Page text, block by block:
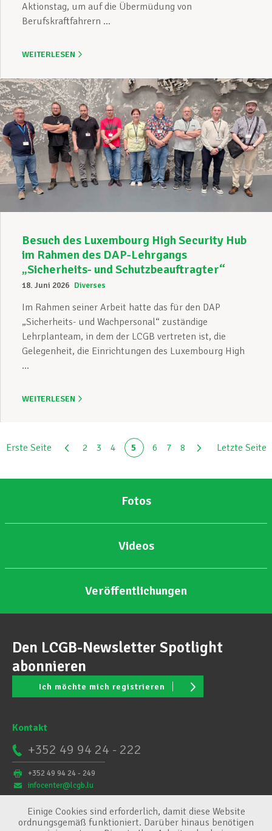
Aktionstag, um auf die Übermüdung von
Berufskraftfahrern ...
WEITERLESEN
Besuch des Luxembourg High Security Hub
im Rahmen des DAP-Lehrgangs
„Sicherheits- und Schutzbeauftragter“
18. Juni 2026 Diverses
Im Rahmen seiner Arbeit hatte das für den DAP
„Sicherheits- und Wachpersonal“ zuständige
Lehrplanteam, in dem der LCGB vertreten ist, die
Gelegenheit, die Einrichtungen des Luxembourg High
...
WEITERLESEN
Erste Seite 2 3 4 5 6 7 8 Letzte Seite
Fotos
Videos
Veröffentlichungen
Den LCGB-Newsletter Spotlight
abonnieren
Ich möchte mich registrieren
Kontakt
+352 49 94 24 - 222
+352 49 94 24 - 249
infocenter@lcgb.lu
Einige Cookies sind erforderlich, damit diese Website
ordnungsgemäß funktioniert. Darüber hinaus benötigen